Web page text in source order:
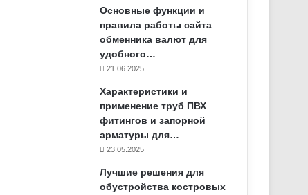
Основные функции и
правила работы сайта
обменника валют для
удобного…
21.06.2025
Характеристики и
применение труб ПВХ
фитингов и запорной
арматуры для…
23.05.2025
Лучшие решения для
обустройства костровых